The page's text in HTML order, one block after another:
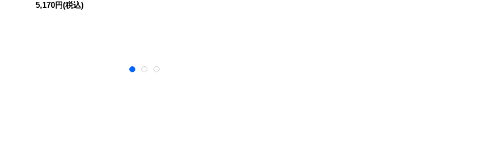
5,170円(税込)